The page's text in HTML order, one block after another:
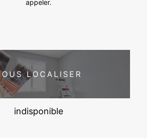
appeler.
LOCALISER
indisponible